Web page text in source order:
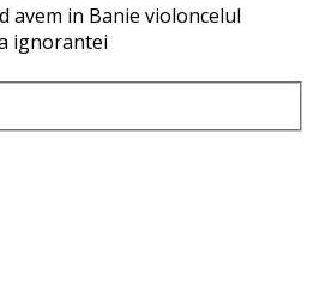
avem in Banie violoncelul
ignorantei